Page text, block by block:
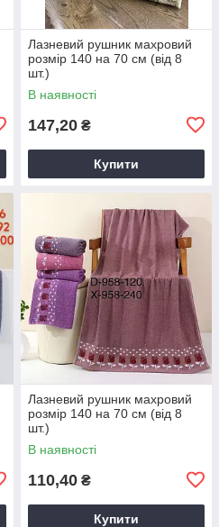
Лазневий рушник махровий
розмір 140 на 70 см (від 8
шт.)
В наявності
147,20 ₴
Купити
Лазневий рушник махровий
розмір 140 на 70 см (від 8
шт.)
В наявності
110,40 ₴
Купити